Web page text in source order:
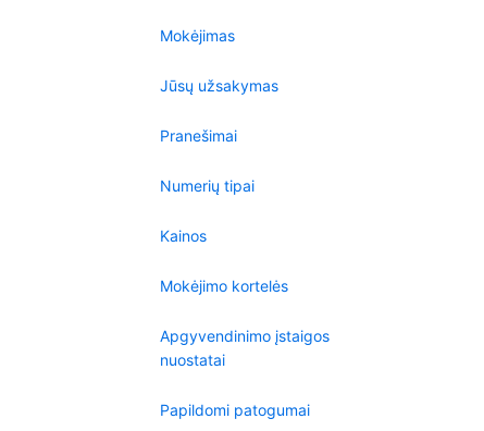
Mokėjimas
Jūsų užsakymas
Pranešimai
Numerių tipai
Kainos
Mokėjimo kortelės
Apgyvendinimo įstaigos
nuostatai
Papildomi patogumai